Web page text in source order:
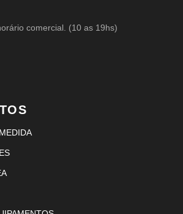
comercial. (10 as 19hs)